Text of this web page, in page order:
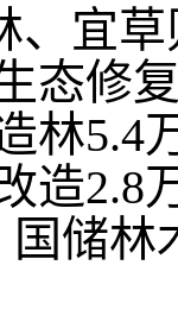
、宜
态修
林5.4
造2.8
储林